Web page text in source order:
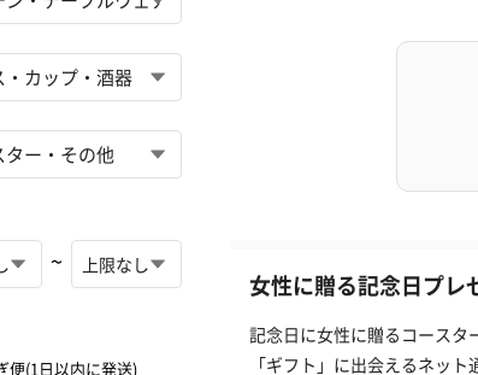
~
便(1日以内に発送)
女性に贈る記念日プレ
記念日に女性に贈るコースタ
「ギフト」に出会えるネッ